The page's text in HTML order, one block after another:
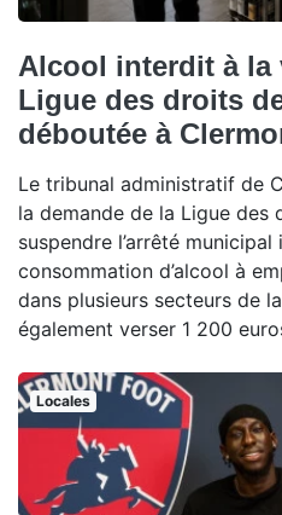
Alcool interdit à la
Ligue des droits
déboutée à
Le tribunal administratif de
la demande de la Ligue des
suspendre l’arrêté
consommation d’alcool à
dans plusieurs secteurs de
également verser 1 200
Locales